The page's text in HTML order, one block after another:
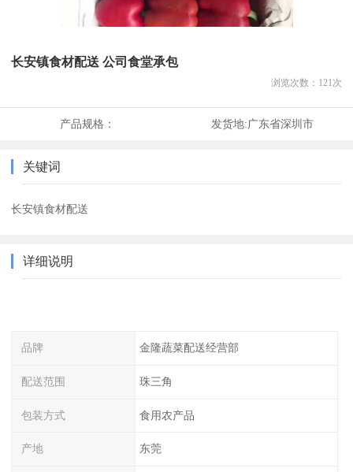
长安镇食材配送 公司食堂承包
浏览次数： 121次
产品规格： 发货地:广东省深圳市
关键词
长安镇食材配送
详细说明
品牌 金隆蔬菜配送经营部
配送范围 珠三角
包装方式 食用农产品
产地 东莞